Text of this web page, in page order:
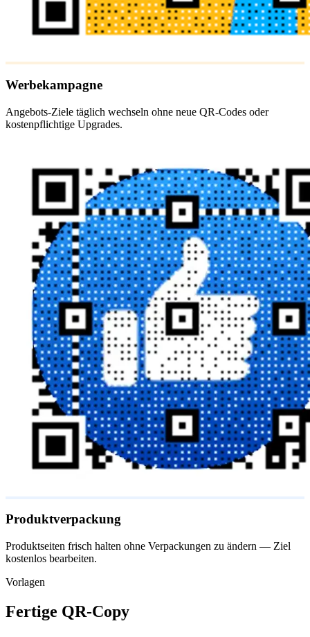
Werbekampagne
Angebots-Ziele täglich wechseln ohne neue QR-Codes oder
kostenpflichtige Upgrades.
Produktverpackung
Produktseiten frisch halten ohne Verpackungen zu ändern — Ziel
kostenlos bearbeiten.
Vorlagen
Fertige QR-Copy